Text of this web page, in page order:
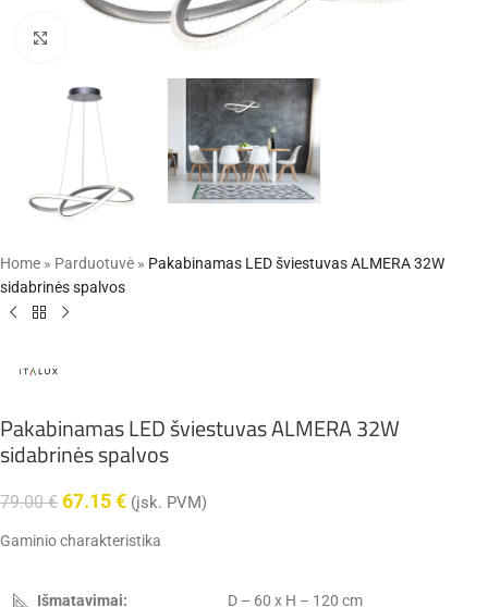
Home » Parduotuvė » Pakabinamas LED šviestuvas ALMERA 32W
sidabrinės spalvos
Pakabinamas LED šviestuvas ALMERA 32W
sidabrinės spalvos
79.00€ 67.15€ (įsk. PVM)
Gaminio charakteristika
Išmatavimai: D – 60 x H – 120 cm